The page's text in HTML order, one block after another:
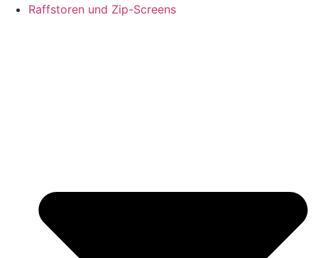
Raffstoren und Zip-Screens